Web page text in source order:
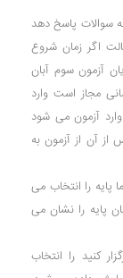
سوالات پاسخ دهد
. در این حالت اگر زمان شروع
و زمان پایان آزمون سوم آبان
مجاز است وارد
آزمون می شود
از آن از آزمون به
پایه را انتخاب می
پایه را نشان می
کنید را انتخاب